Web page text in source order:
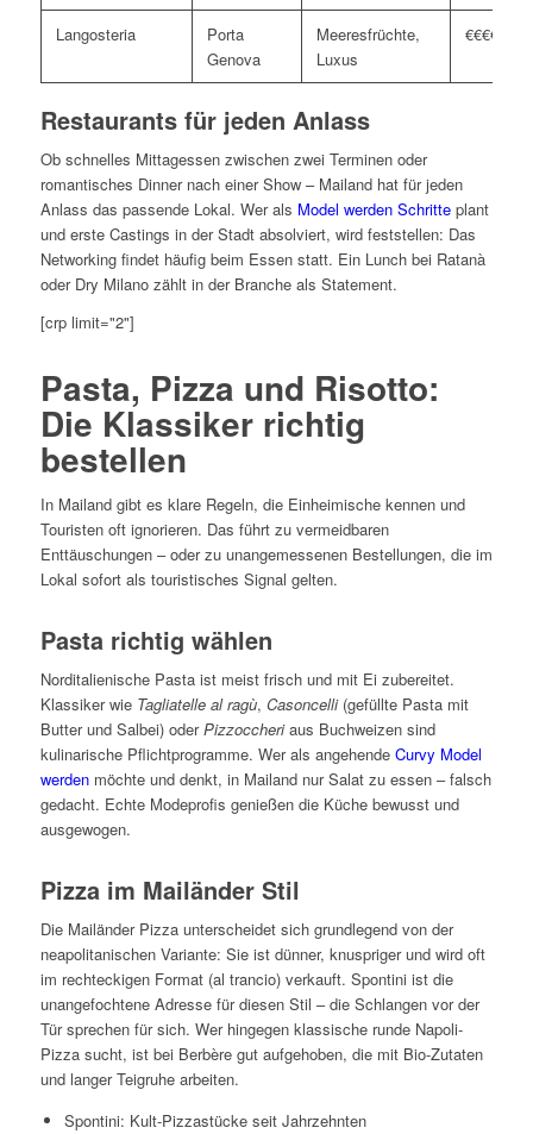
Langosteria
Porta
Genova
Meeresfrüchte,
Luxus
€€€€
Restaurants für jeden Anlass
Ob schnelles Mittagessen zwischen zwei Terminen oder
romantisches Dinner nach einer Show – Mailand hat für jeden
Anlass das passende Lokal. Wer als Model werden Schritteplant
und erste Castings in der Stadt absolviert, wird feststellen: Das
Networking findet häufig beim Essen statt. Ein Lunch bei Ratanà
oder Dry Milano zählt in der Branche als Statement.
[crp limit="2"]
Pasta, Pizza und Risotto:
Die Klassiker richtig
bestellen
In Mailand gibt es klare Regeln, die Einheimische kennen und
Touristen oft ignorieren. Das führt zu vermeidbaren
Enttäuschungen – oder zu unangemessenen Bestellungen, die im
Lokal sofort als touristisches Signal gelten.
Pasta richtig wählen
Norditalienische Pasta ist meist frisch und mit Ei zubereitet.
Klassiker wie Tagliatelle al ragù, Casoncelli(gefüllte Pasta mit
Butter und Salbei) oderPizzoccheriaus Buchweizen sind
kulinarische Pflichtprogramme. Wer als angehende Curvy Model
werdenmöchte und denkt, in Mailand nur Salat zu essen – falsch
gedacht. Echte Modeprofis genießen die Küche bewusst und
ausgewogen.
Pizza im Mailänder Stil
Die Mailänder Pizza unterscheidet sich grundlegend von der
neapolitanischen Variante: Sie ist dünner, knuspriger und wird oft
im rechteckigen Format (al trancio) verkauft. Spontini ist die
unangefochtene Adresse für diesen Stil – die Schlangen vor der
Tür sprechen für sich. Wer hingegen klassische runde Napoli-
Pizza sucht, ist bei Berbère gut aufgehoben, die mit Bio-Zutaten
und langer Teigruhe arbeiten.
Spontini: Kult-Pizzastücke seit Jahrzehnten